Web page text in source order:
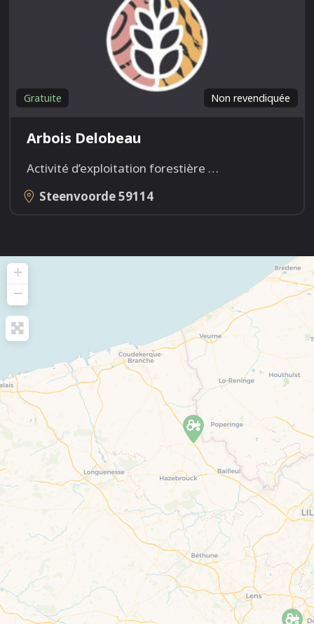
Non revendiquée
Gratuite
Arbois Delobeau
Activité d’exploitation forestière …
Steenvoorde59114
+
−